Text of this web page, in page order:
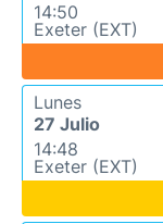
14:50
Exeter (EXT)
Lunes
27 Julio
14:48
Exeter (EXT)